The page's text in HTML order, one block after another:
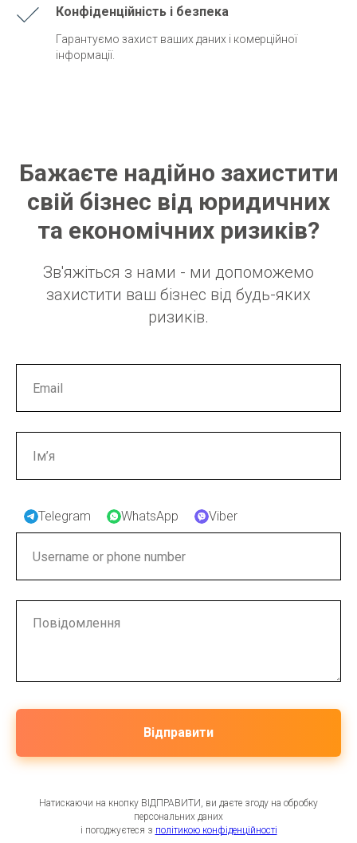
Конфіденційність і безпека
Гарантуємо захист ваших даних і комерційної
інформації.
Бажаєте надійно захистити
свій бізнес від юридичних
та економічних ризиків?
Зв'яжіться з нами - ми допоможемо
захистити ваш бізнес від будь-яких
ризиків.
Telegram WhatsApp Viber
Відправити
Натискаючи на кнопку ВІДПРАВИТИ, ви даєте згоду на обробку
персональних даних
і погоджуєтеся з політикою конфіденційності